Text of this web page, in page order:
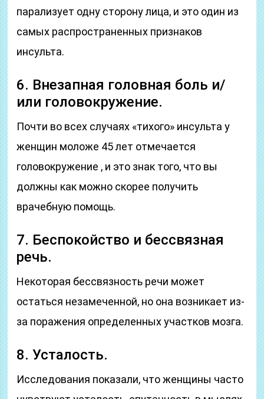
парализует одну сторону лица, и это один из
самых распространенных признаков
инсульта.
6. Внезапная головная боль и/
или головокружение.
Почти во всех случаях «тихого» инсульта у
женщин моложе 45 лет отмечается
головокружение , и это знак того, что вы
должны как можно скорее получить
врачебную помощь.
7. Беспокойство и бессвязная
речь.
Некоторая бессвязность речи может
остаться незамеченной, но она возникает из-
за поражения определенных участков мозга.
8. Усталость.
Исследования показали, что женщины часто